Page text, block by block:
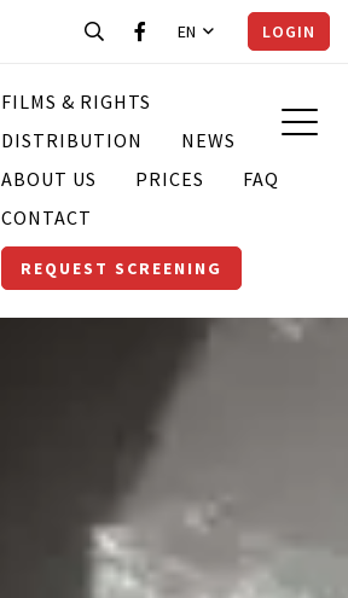
EN LOGIN
FILMS & RIGHTS
DISTRIBUTION
NEWS
ABOUT US
PRICES
FAQ
CONTACT
REQUEST SCREENING